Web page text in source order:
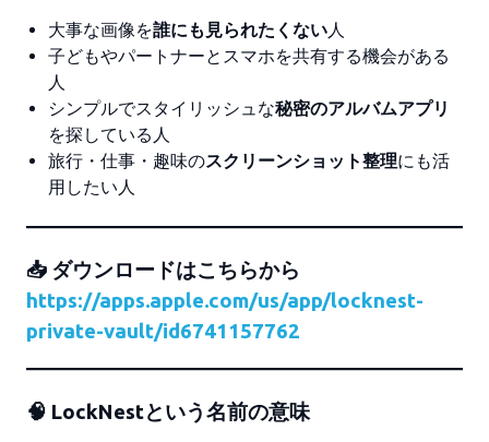
大事な画像を誰にも見られたくない人
子どもやパートナーとスマホを共有する機会がある
人
シンプルでスタイリッシュな秘密のアルバムアプリ
を探している人
旅行・仕事・趣味のスクリーンショット整理にも活
用したい人
📥 ダウンロードはこちらから
https://apps.apple.com/us/app/locknest-
private-vault/id6741157762
🧠 LockNestという名前の意味